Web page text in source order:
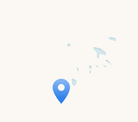
Travelers' Map is loading...
your page is loaded completely,